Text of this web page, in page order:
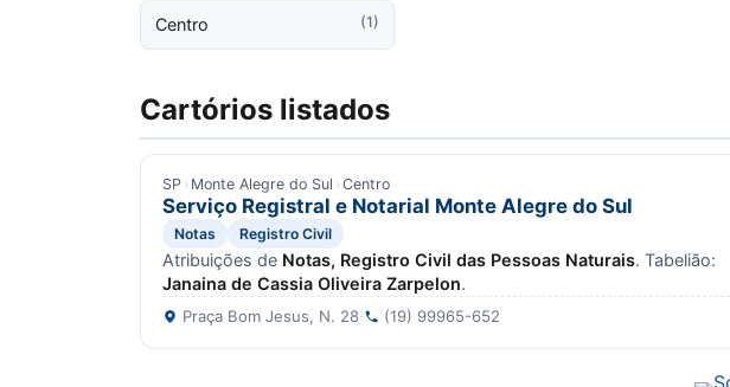
Centro (1)
Cartórios listados
SP › Monte Alegre do Sul › Centro
Serviço Registral e Notarial Monte Alegre do Sul
Notas Registro Civil
Atribuições de Notas, Registro Civil das Pessoas Naturais. Tabelião:
Janaina de Cassia Oliveira Zarpelon.
Praça Bom Jesus, N. 28· (19) 99965-652